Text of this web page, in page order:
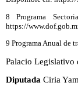
8 Programa
https://
9 Programa Anual de
Palacio Legislativo
Diputada Ciria